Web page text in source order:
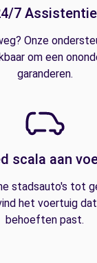
7 Assistentie
Onze
om een
garanderen.
scala aan
stadsauto's tot
het voertuig
behoeften past.